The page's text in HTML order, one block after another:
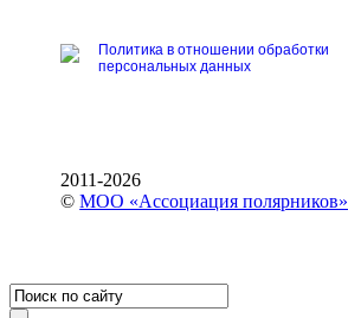
Политика в отношении обработки
персональных данных
2011-2026
©МОО «Ассоциация полярников»